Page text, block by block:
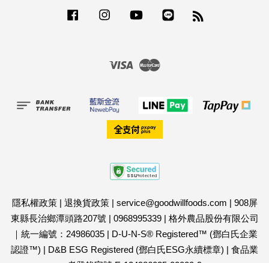
Facebook Instagram YouTube
Visa
隱私權政策| 退換貨政策| service@goodwillfoods.com | 908屏
東縣長治鄉潭頭路207號 | 0968995339| 格外農品股份有限公司
｜統一編號：24986035| D-U-N-S® Registered™ (鄧白氏企業
認證™) | D&B ESG Registered (鄧白氏ESG永續標章) | 食品業